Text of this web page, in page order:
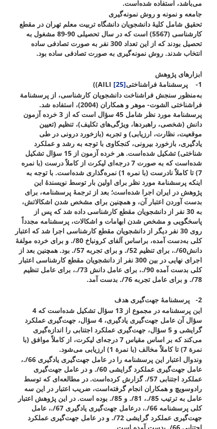
می‌باشد، استفاده شده‌است.
جامعه و نمونه و روش نمونه‌گیری
تحقیق شامل کلیۀ دانشجویان دانشگاه تربیت معلم تهران در مقطع
کارشناسی (5567) است که در سال تحصیلی 90-89 مشغول به
تحصیل بودند که از این تعداد 300 نفر به صورت تصادفی ساده
انتخاب شدند. روش نمونه‌گیری به صورت تصادفی ساده بود.
ابزارهای پژوهش
1-
پرسشنامۀ فراشناختی[25]
AILI
)
)
به‌‌منظور سنجش فراشناخت دانشجویان کارشناسی، از پرسشنامة
فراشناختی الشوت- موهر و همکاران (2004)، استفاده شد.
پرسشنامة مورد نظر شامل 45 سؤال است که از 3 خرده آزمون
دانش (شخصی، راهبردها، ویژگی‌های تکلیف)، تنظیم (تعیین
موقعیت، نظارت، ارزیابی) و تجربه (بازخورد درونی در طی
یادگیری، بازخورد بیرونی، کنجکاوی با توجه به رشد و عملکرد
شناختی) تشکیل شده‌است. هر خرده آزمون از 15 سؤال تشکیل
شده‌است که به صورت 7 درجه‌ای لیکرت از کاملاً درست (با نمره
7) تا کاملاً نادرست (با نمره 1) نمره‌گذاری شده‌است. با توجه به
اینکه پرسشنامة مورد نظر برای اولین بار توسط نویسندۀ این
پژوهش در ایران اجرا شده‌است؛ بعد از ترجمۀ پرسشنامه، برای
بدست آوردن اعتبار آن، و همچنین برای مشخص شدن اشکالاتش،
به 30 نفر از دانشجویان مقطع کارشناسی داده شد که پس از
پاسخگویی و مشخص شدن ابهامات و اشکالات، پرسشنامه مجدداً
روی 30 نفر دیگر از دانشجویان مقطع کارشناسی اجرا شد که اعتبار
کلی به‌دست آمده، براساس آلفای کرونباخ 80/. و برای خرده مولفۀ
دانش60/.، برای تنظیم 52/. و برای تجربه 57/. بود. همچنین بعد از
اجرای نهایی در بین 300 نفر از دانشجویان مقطع کارشناسی اعتبار
کلی بدست آمده 90/.، برای عامل دانش 73/.، برای عامل تنظیم
78/. و برای عامل تجربه 76/. بدست آمد.
2-
پرسشنامۀ جهت‌گیری هدف
این پرسشنامه در مجموع از 13 سؤال تشکیل شده‌‌است که 4
سؤال آن عامل جهت‌گیری یادگیری، 4 سؤال، جهت‌گیری عملکرد
گرایشی و 5 سؤال، جهت‌گیری عملکرد اجتنابی را اندازه‌گیری
می‌کند که بر اساس مقیاس 7 درجه‌ای لیکرت، از کاملاً موافق (با
نمرة 7) تا کاملاً مخالف (با نمرة 1) ارزیابی می‌شود.
وندوال اعتبار این پرسشنامه را در عامل جهت‌گیری یادگیری 66/.،
عامل جهت‌گیری عملکرد گرایشی 60/. و در عامل جهت‌گیری
عملکرد اجتنابی 57/. گزارش کرده‌‌است. در مطالعه‌ای که توسط
رادوسویچ و همکاران انجام گرفته‌است، ضریب اعتبار در این سه
عامل به ترتیب 85/.، 81/. و 85/. بوده است. در این پژوهش اعتبار
کلی پرسشنامه 66/.، درعامل جهت‌گیری یادگیری 67/.، عامل
جهت‌گیری عملکرد گرایشی 72/. و در عامل جهت‌گیری عملکرد